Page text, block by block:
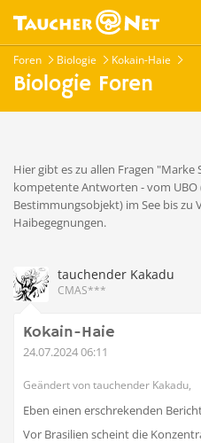
Foren Biologie Kokain-Haie
Biologie Foren
Hier gibt es zu allen Fragen
kompetente Antworten - vom
Bestimmungsobjekt) im See bis zu
Haibegegnungen.
tauchender Kakadu
CMAS***
Kokain-Haie
24.07.2024 06:11
Geändert von tauchender Kakadu,
Eben einen erschrekenden
Vor Brasilien scheint die